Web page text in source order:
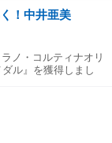
ど、まだそのレベル
は五輪に出られるよ
で五輪に出場し
思っていなくて、ま
思っていたので、い
れしい。」 ■大石悠
解できるようにな
いうのを決めてクリ
うとやっていてよか
ことは大切にしてい
え、血の滲むような
後については『焦っ
ょう。引退という言
しいなんて、今の二
ート靴を脱いで、ゆ
です」（スポーツ紙
わってほしくない」
感は、世界でも唯一
も大きな損失だと思
が多いのは当然です
その後は立て直しま
ました。 それでも得
を目指します。
！中井亜美
ノ・コルティナオリ
ル』を獲得しまし
ック出場に出場した
ップスケーターらを
を最後の最後まで楽
得の偉業へ－ 最終滑